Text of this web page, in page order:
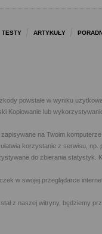
TESTY ARTYKUŁY
powstałe w wyniku
Kopiowanie lub
na Twoim
korzystanie z serwisu,
do zbierania statystyk.
w swojej przeglądarce
z naszej witryny, będziemy